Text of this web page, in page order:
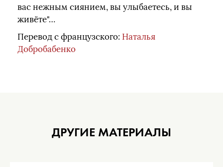
вас нежным сиянием, вы улыбаетесь, и вы
живёте"…
Перевод с французского: Наталья
Добробабенко
ДРУГИЕ МАТЕРИАЛЫ